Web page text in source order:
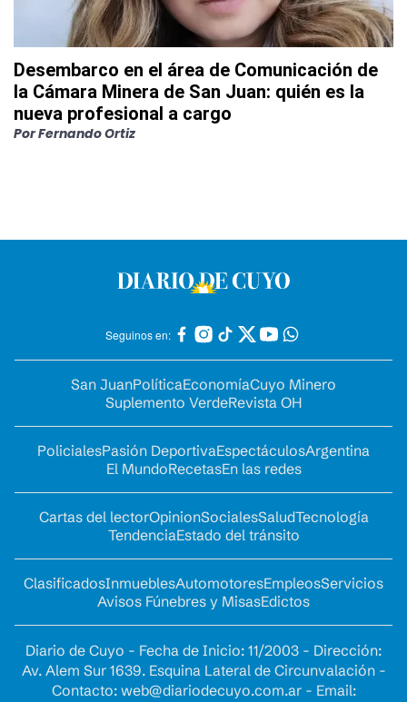
Desembarco en el área de Comunicación de
la Cámara Minera de San Juan: quién es la
nueva profesional a cargo
PorFernando Ortiz
Seguinos en:
San JuanPolíticaEconomíaCuyo Minero
Suplemento VerdeRevista OH
PolicialesPasión DeportivaEspectáculosArgentina
El MundoRecetasEn las redes
Cartas del lectorOpinionSocialesSaludTecnología
TendenciaEstado del tránsito
ClasificadosInmueblesAutomotoresEmpleosServicios
Avisos Fúnebres y MisasEdictos
Diario de Cuyo - Fecha de Inicio: 11/2003 - Dirección:
Av. Alem Sur 1639. Esquina Lateral de Circunvalación -
Contacto: web@diariodecuyo.com.ar- Email: